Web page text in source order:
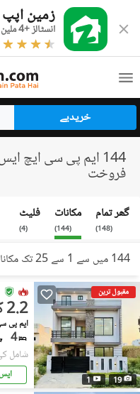
زمین اپپ
انسٹالز +4 ملین
خریدیے
144 ایم پی سی ایچ
فروخت
گھر تمام
(
148
)
مکانات
(
144
)
فلیٹ
(
4
)
144 میں سے 1 سے 25 تک مکانات
مقبول ترین
19
1
2.2 کروڑ
4
شامل کی:4